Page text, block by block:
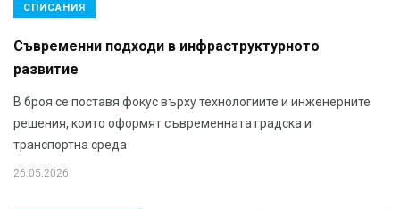
СПИСАНИЯ
Съвременни подходи в инфраструктурното
развитие
В броя се поставя фокус върху технологиите и инженерните
решения, които оформят съвременната градска и
транспортна среда
26.05.2026